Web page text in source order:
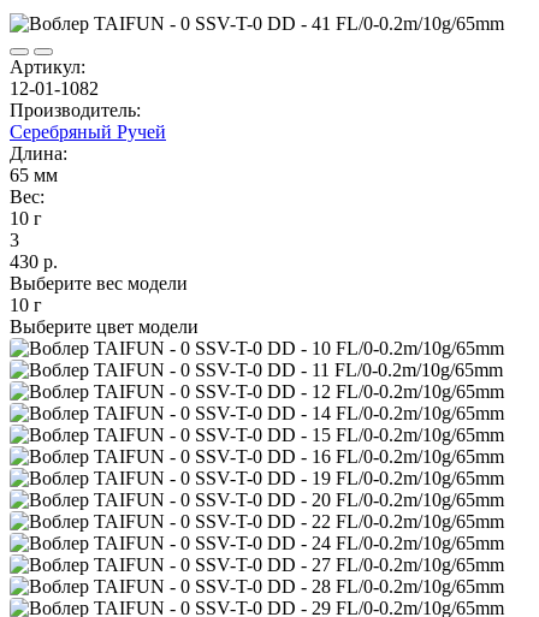
Артикул:
12-01-1082
Производитель:
Серебряный Ручей
Длина:
65 мм
Вес:
10 г
3
430 р.
Выберите вес модели
10 г
Выберите цвет модели